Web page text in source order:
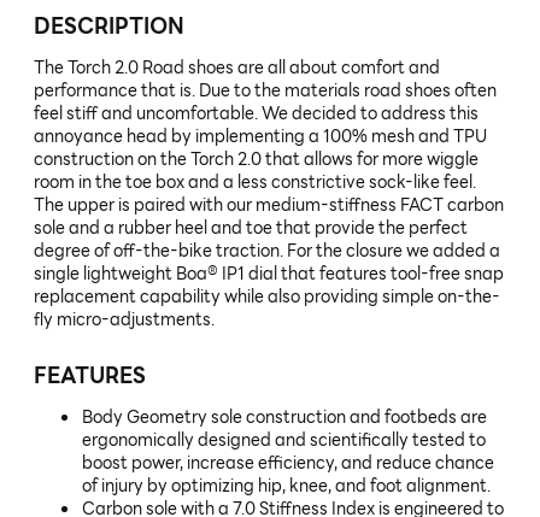
DESCRIPTION
The Torch 2.0 Road shoes are all about comfort and
performance that is. Due to the materials road shoes often
feel stiff and uncomfortable. We decided to address this
annoyance head by implementing a 100% mesh and TPU
construction on the Torch 2.0 that allows for more wiggle
room in the toe box and a less constrictive sock-like feel.
The upper is paired with our medium-stiffness FACT carbon
sole and a rubber heel and toe that provide the perfect
degree of off-the-bike traction. For the closure we added a
single lightweight Boa® IP1 dial that features tool-free snap
replacement capability while also providing simple on-the-
fly micro-adjustments.
FEATURES
Body Geometry sole construction and footbeds are
ergonomically designed and scientifically tested to
boost power, increase efficiency, and reduce chance
of injury by optimizing hip, knee, and foot alignment.
Carbon sole with a 7.0 Stiffness Index is engineered to